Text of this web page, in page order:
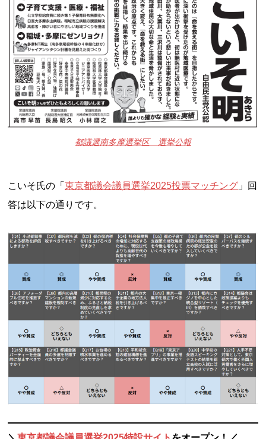
都議選南多摩選挙区 選挙公報
こいそ氏の「東京都議会議員選挙2025投票マッチング 」回
答は以下の通りです。